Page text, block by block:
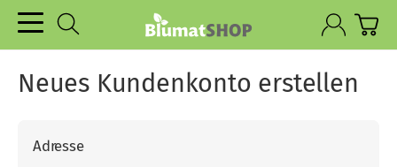
Neues Kundenkonto erstellen
Adresse